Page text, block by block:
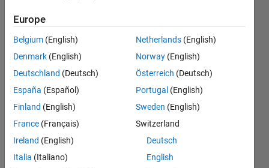
ー
Hideo
Suzuki
2018
1 Answer
Updated
17 May
8 Views
Europe
Belgium (English)
Denmark (English)
Deutschland (Deutsch)
España (Español)
Finland (English)
France (Français)
Ireland (English)
Italia (Italiano)
Netherlands (English)
Norway (English)
Österreich (Deutsch)
Portugal (English)
Sweden (English)
Switzerland
Deutsch
English